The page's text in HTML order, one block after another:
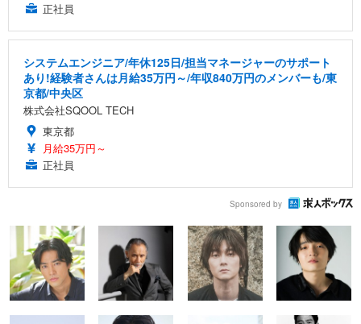
正社員
システムエンジニア/年休125日/担当マネージャーのサポート
あり!経験者さんは月給35万円～/年収840万円のメンバーも/東
京都/中央区
株式会社SQOOL TECH
東京都
月給35万円～
正社員
Sponsored by